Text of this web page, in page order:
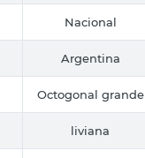
Nacional
Argentina
Octogonal grande
liviana